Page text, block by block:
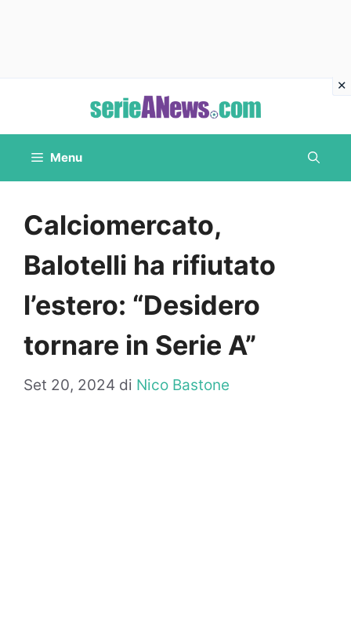
contenuto
Menu
Calciomercato,
Balotelli ha rifiutato
l’estero: “Desidero
tornare in Serie A”
Set 20, 2024 di Nico Bastone